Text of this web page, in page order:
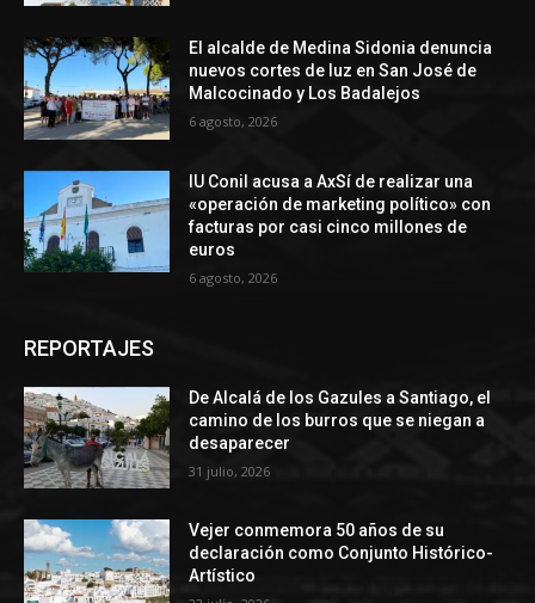
El alcalde de Medina Sidonia denuncia
nuevos cortes de luz en San José de
Malcocinado y Los Badalejos
6 agosto, 2026
IU Conil acusa a AxSí de realizar una
«operación de marketing político» con
facturas por casi cinco millones de
euros
6 agosto, 2026
REPORTAJES
De Alcalá de los Gazules a Santiago, el
camino de los burros que se niegan a
desaparecer
31 julio, 2026
Vejer conmemora 50 años de su
declaración como Conjunto Histórico-
Artístico